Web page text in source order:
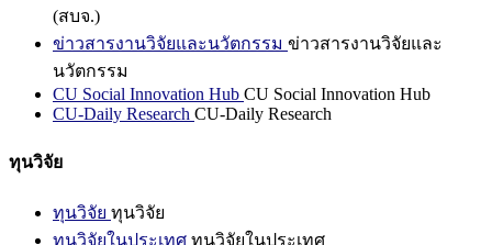
(สบจ.)
ข่าวสารงานวิจัยและนวัตกรรม ข่าวสารงานวิจัยและ
นวัตกรรม
CU Social Innovation Hub CU Social Innovation Hub
CU-Daily Research CU-Daily Research
ทุนวิจัย
ทุนวิจัย ทุนวิจัย
ทุนวิจัยในประเทศ ทุนวิจัยในประเทศ